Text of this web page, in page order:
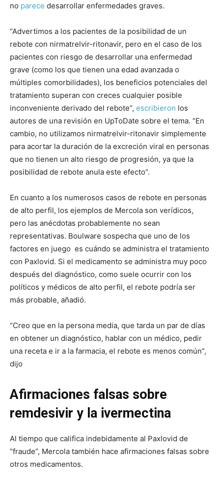
no parece desarrollar enfermedades graves.
“Advertimos a los pacientes de la posibilidad de un
rebote con nirmatrelvir-ritonavir, pero en el caso de los
pacientes con riesgo de desarrollar una enfermedad
grave (como los que tienen una edad avanzada o
múltiples comorbilidades), los beneficios potenciales del
tratamiento superan con creces cualquier posible
inconveniente derivado del rebote”, escribieron los
autores de una revisión en UpToDate sobre el tema. “En
cambio, no utilizamos nirmatrelvir-ritonavir simplemente
para acortar la duración de la excreción viral en personas
que no tienen un alto riesgo de progresión, ya que la
posibilidad de rebote anula este efecto”.
En cuanto a los numerosos casos de rebote en personas
de alto perfil, los ejemplos de Mercola son verídicos,
pero las anécdotas probablemente no sean
representativas. Boulware sospecha que uno de los
factores en juego es cuándo se administra el tratamiento
con Paxlovid. Si el medicamento se administra muy poco
después del diagnóstico, como suele ocurrir con los
políticos y médicos de alto perfil, el rebote podría ser
más probable, añadió.
“Creo que en la persona media, que tarda un par de días
en obtener un diagnóstico, hablar con un médico, pedir
una receta e ir a la farmacia, el rebote es menos común”,
dijo
Afirmaciones falsas sobre
remdesivir y la ivermectina
Al tiempo que califica indebidamente al Paxlovid de
“fraude”, Mercola también hace afirmaciones falsas sobre
otros medicamentos.